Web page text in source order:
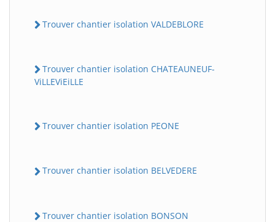
Trouver chantier isolation VALDEBLORE
Trouver chantier isolation CHATEAUNEUF-
ViLLEViEiLLE
Trouver chantier isolation PEONE
Trouver chantier isolation BELVEDERE
Trouver chantier isolation BONSON